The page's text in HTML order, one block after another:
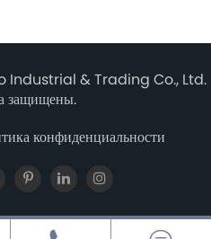
Industrial & Trading Co., Ltd.
защищены.
конфиденциальности